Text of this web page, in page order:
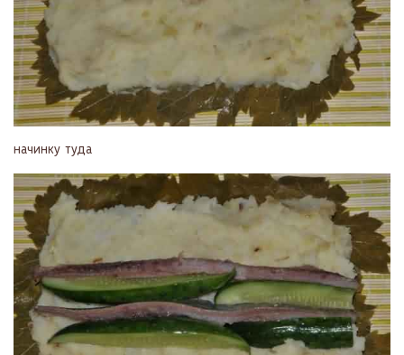
начинку туда